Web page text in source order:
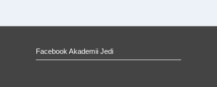
Facebook Akademii Jedi